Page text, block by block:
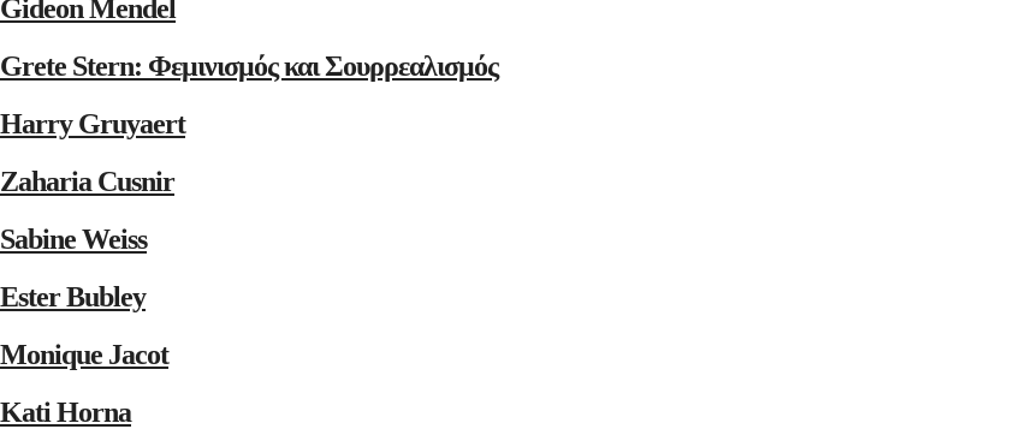
Gideon Mendel
Grete Stern: Φεμινισμός και Σουρρεαλισμός
Harry Gruyaert
Zaharia Cusnir
Sabine Weiss
Ester Bubley
Monique Jacot
Kati Horna